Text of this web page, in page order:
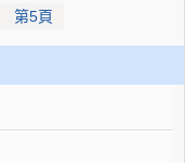
第5頁